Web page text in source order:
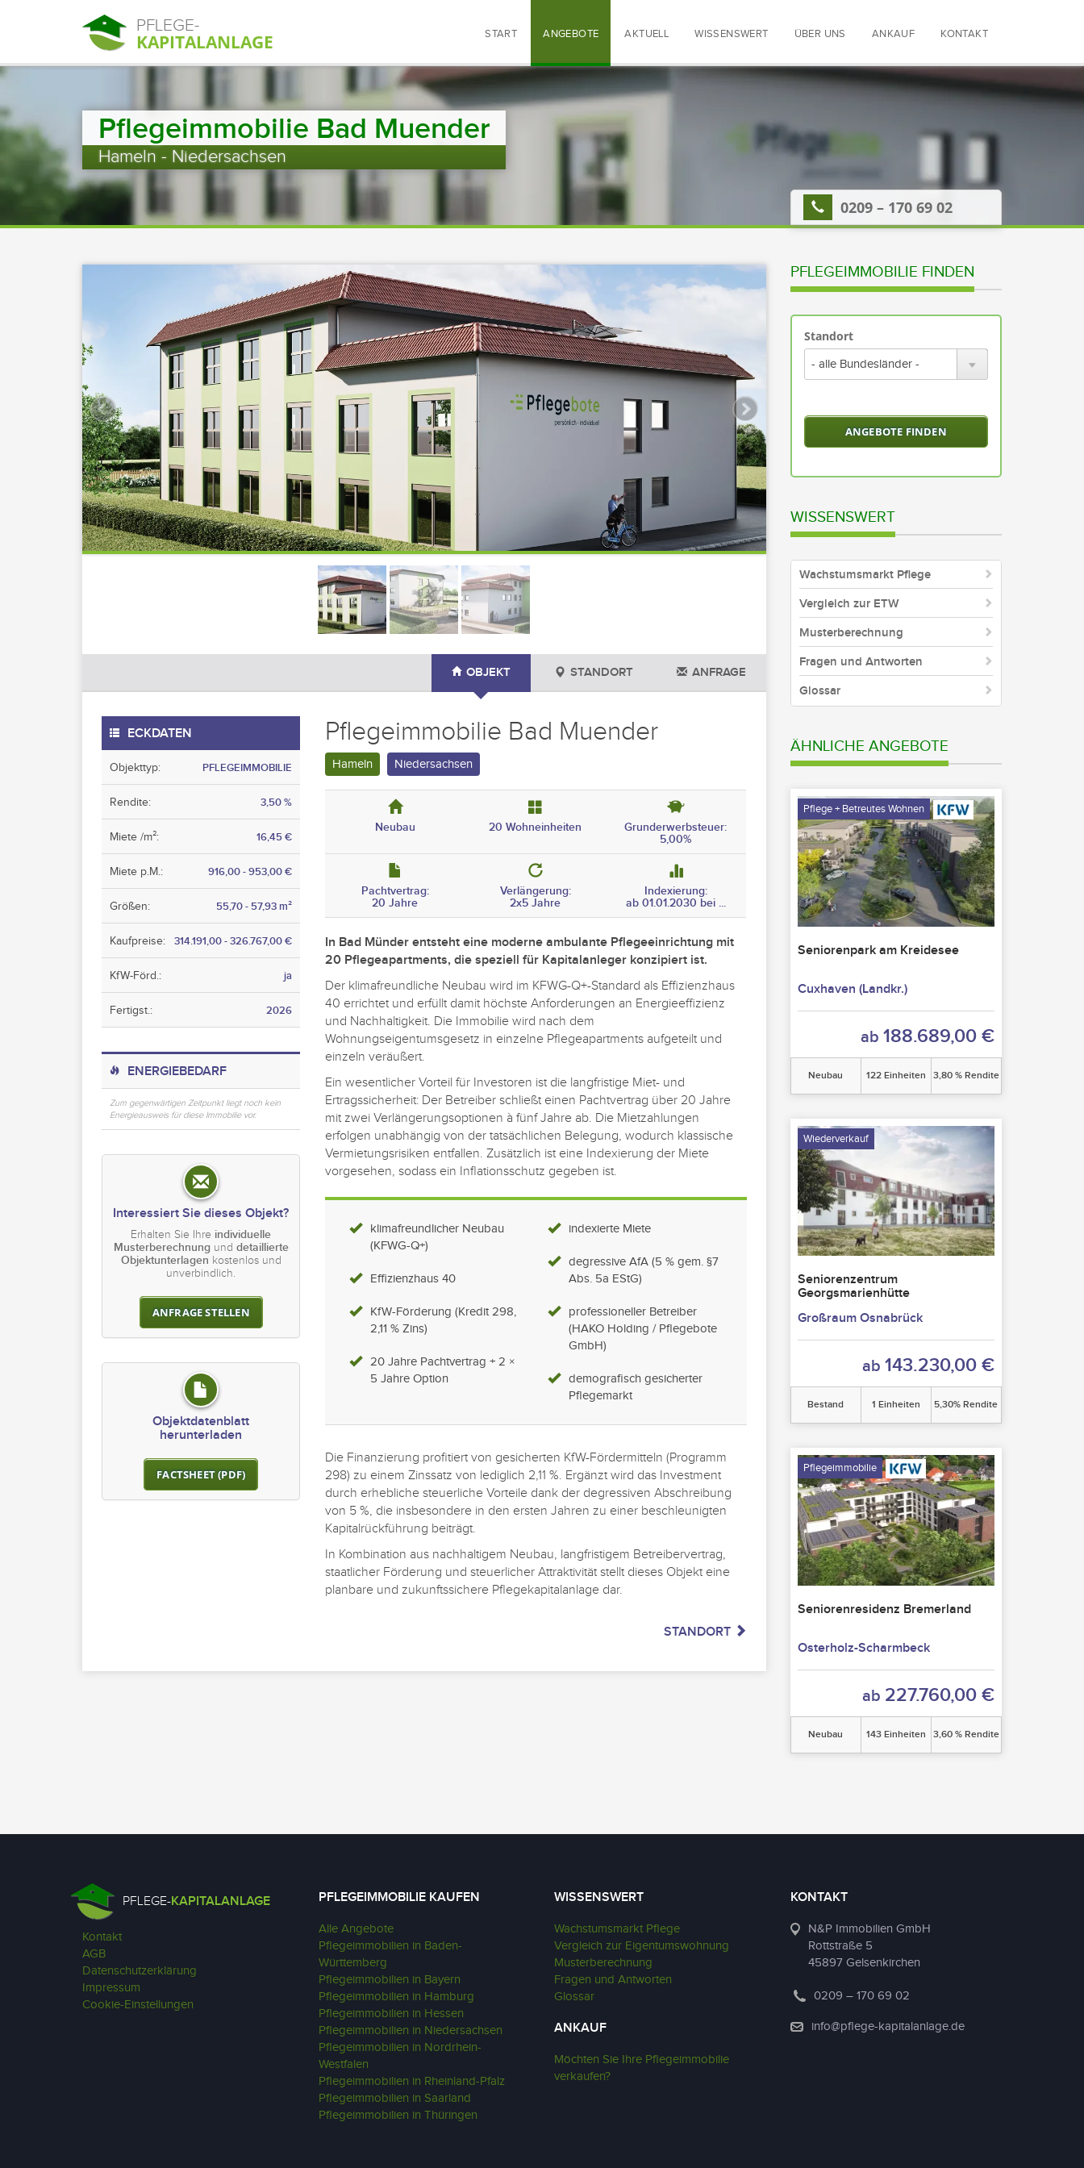
PFLEGE-
KAPITALANLAGE START ANGEBOTE AKTUELL WISSENSWERT ÜBER UNS ANKAUF KONTAKT
Pflegeimmobilie Bad Muender
Hameln - Niedersachsen
0209 – 170 69 02
OBJEKT STANDORT ANFRAGE
Pflegeimmobilie Bad Muender
Hameln Niedersachsen
ECKDATEN
Objekttyp: PFLEGEIMMOBILIE
Rendite: 3,50 %
Miete /m²: 16,45 €
Miete p.M.: 916,00 - 953,00 €
Größen: 55,70 - 57,93 m²
Kaufpreise: 314.191,00 - 326.767,00 €
KfW-Förd.: ja
Fertigst.: 2026
ENERGIEBEDARF
Zum gegenwärtigen Zeitpunkt liegt noch kein
Energieausweis für diese Immobilie vor.
Interessiert Sie dieses Objekt?
Erhalten Sie Ihre individuelle
Musterberechnungund detaillierte
Objektunterlagen kostenlos und
unverbindlich.
ANFRAGE STELLEN
Objektdatenblatt
herunterladen
FACTSHEET (PDF)
Neubau 20 Wohneinheiten
Grunderwerbsteuer:
5,00%
Pachtvertrag:
20 Jahre
Verlängerung:
2x5 Jahre
Indexierung:
ab 01.01.2030 bei ...
In Bad Münder entsteht eine moderne ambulante Pflegeeinrichtung mit
20 Pflegeapartments, die speziell für Kapitalanleger konzipiert ist.
Der klimafreundliche Neubau wird im KFWG-Q+-Standard als Effizienzhaus
40 errichtet und erfüllt damit höchste Anforderungen an Energieeffizienz
und Nachhaltigkeit. Die Immobilie wird nach dem
Wohnungseigentumsgesetz in einzelne Pflegeapartments aufgeteilt und
einzeln veräußert.
Ein wesentlicher Vorteil für Investoren ist die langfristige Miet- und
Ertragssicherheit: Der Betreiber schließt einen Pachtvertrag über 20 Jahre
mit zwei Verlängerungsoptionen à fünf Jahre ab. Die Mietzahlungen
erfolgen unabhängig von der tatsächlichen Belegung, wodurch klassische
Vermietungsrisiken entfallen. Zusätzlich ist eine Indexierung der Miete
vorgesehen, sodass ein Inflationsschutz gegeben ist.
klimafreundlicher Neubau
(KFWG-Q+)
Effizienzhaus 40
KfW-Förderung (Kredit 298,
2,11 % Zins)
20 Jahre Pachtvertrag + 2 ×
5 Jahre Option
indexierte Miete
degressive AfA (5 % gem. §7
Abs. 5a EStG)
professioneller Betreiber
(HAKO Holding / Pflegebote
GmbH)
demografisch gesicherter
Pflegemarkt
Die Finanzierung profitiert von gesicherten KfW-Fördermitteln (Programm
298) zu einem Zinssatz von lediglich 2,11 %. Ergänzt wird das Investment
durch erhebliche steuerliche Vorteile dank der degressiven Abschreibung
von 5 %, die insbesondere in den ersten Jahren zu einer beschleunigten
Kapitalrückführung beiträgt.
In Kombination aus nachhaltigem Neubau, langfristigem Betreibervertrag,
staatlicher Förderung und steuerlicher Attraktivität stellt dieses Objekt eine
planbare und zukunftssichere Pflegekapitalanlage dar.
STANDORT
PFLEGEIMMOBILIE FINDEN
Standort
Bundesländer
WISSENSWERT
Wachstumsmarkt Pflege
Vergleich zur ETW
Musterberechnung
Fragen und Antworten
Glossar
ÄHNLICHE ANGEBOTE
Pflege + Betreutes Wohnen
Seniorenpark am Kreidesee
Cuxhaven (Landkr.)
ab 188.689,00 €
Neubau 122 Einheiten 3,80 % Rendite
Wiederverkauf
Seniorenzentrum
Georgsmarienhütte
Großraum Osnabrück
ab 143.230,00 €
Bestand 1 Einheiten 5,30% Rendite
Pflegeimmobilie
Seniorenresidenz Bremerland
Osterholz-Scharmbeck
ab 227.760,00 €
Neubau 143 Einheiten 3,60 % Rendite
PFLEGE-KAPITALANLAGE
Kontakt
AGB
Datenschutzerklärung
Impressum
Cookie-Einstellungen
PFLEGEIMMOBILIE KAUFEN
Alle Angebote
Pflegeimmobilien in Baden-
Württemberg
Pflegeimmobilien in Bayern
Pflegeimmobilien in Hamburg
Pflegeimmobilien in Hessen
Pflegeimmobilien in Niedersachsen
Pflegeimmobilien in Nordrhein-
Westfalen
Pflegeimmobilien in Rheinland-Pfalz
Pflegeimmobilien in Saarland
Pflegeimmobilien in Thüringen
WISSENSWERT
Wachstumsmarkt Pflege
Vergleich zur Eigentumswohnung
Musterberechnung
Fragen und Antworten
Glossar
ANKAUF
Möchten Sie Ihre Pflegeimmobilie
verkaufen?
KONTAKT
N&P Immobilien GmbH
Rottstraße 5
45897 Gelsenkirchen
0209 – 170 69 02
info@pflege-kapitalanlage.de